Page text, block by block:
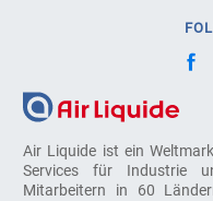
Air Liquide ist ein
Services für Industrie
Mitarbeitern in 60